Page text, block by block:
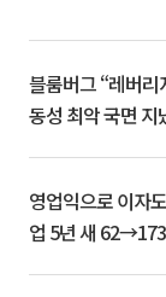
블룸버그 “레버리
동성 최악 국면 지
영업익으로 이자
업 5년 새